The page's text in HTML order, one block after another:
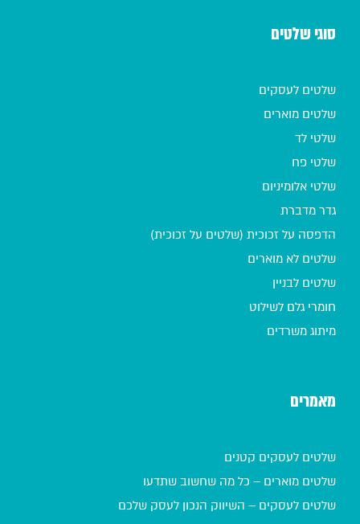
סוגי שלטים
שלטים לעסקים
שלטים מוארים
שלטי לד
שלטי פח
שלטי אלומיניום
גדר מדברת
הדפסה על זכוכית (שלטים על זכוכית)
שלטים לא מוארים
שלטים לבניין
חומרי גלם לשילוט
מיתוג משרדים
מאמרים
שלטים לעסקים קטנים
שלטים מוארים – כל מה שחשוב שתדעו
שלטים לעסקים – השיווק הנכון לעסק שלכם